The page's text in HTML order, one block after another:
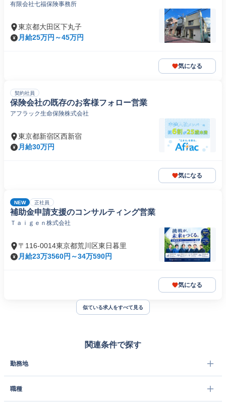
有限会社七福保険事務所
東京都大田区下丸子
月給25万円～45万円
気になる
契約社員
保険会社の既存のお客様フォロー営業
アフラック生命保険株式会社
東京都新宿区西新宿
月給30万円
気になる
NEW 正社員
補助金申請支援のコンサルティング営業
Ｔａｉｇｅｎ株式会社
〒116-0014東京都荒川区東日暮里
月給23万3560円～34万590円
気になる
似ている求人をすべて見る
関連条件で探す
勤務地
職種